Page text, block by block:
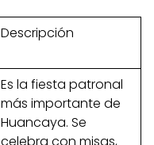
Descripción
Es la fiesta patronal
más importante de
Huancaya. Se